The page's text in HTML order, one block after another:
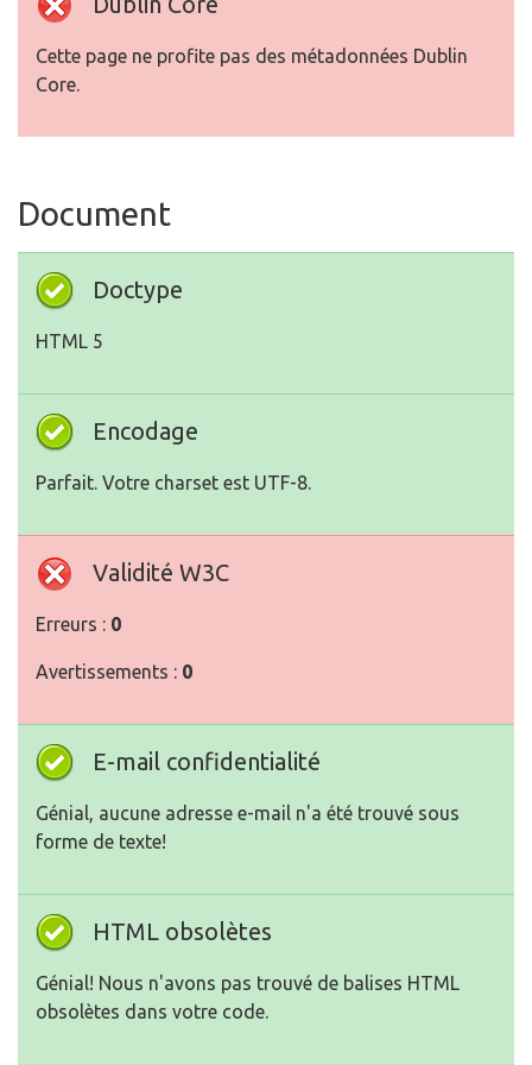
Cette page ne profite pas des métadonnées Dublin
Core.
Document
Doctype
HTML 5
Encodage
Parfait. Votre charset est UTF-8.
Validité W3C
Erreurs : 0
Avertissements : 0
E-mail confidentialité
Génial, aucune adresse e-mail n'a été trouvé sous
forme de texte!
HTML obsolètes
Génial! Nous n'avons pas trouvé de balises HTML
obsolètes dans votre code.